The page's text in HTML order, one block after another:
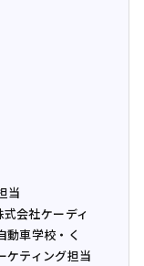
当
会社ケーディ
動車学校・く
ケティング担当